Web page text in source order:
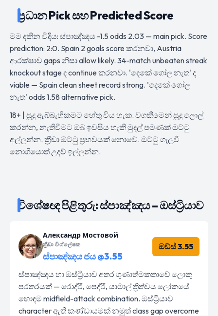
ප්‍රධාන Pick සහ Predicted Score
මම දකින විදිය: ස්පාඤ්ඤය -1.5 odds 2.03 — main pick. Score
prediction: 2:0. Spain 2 goals score කරනවා, Austria
ආරක්ෂාව gaps නිසා allow likely. 34-match unbeaten streak
knockout stage ද continue කරනවා. 'දෙකේ ගෝල නැත' ද
viable — Spain clean sheet record strong. 'දෙකේ ගෝල
නැත' odds 1.58 alternative pick.
18+ | සූදු ඇබ්බැහිකමට හේතු විය හැක. වගකීමෙන් සූදු ලොල්
කරන්න, නැතිවීමට ඔබ ඉවසිය හැකි මුදල් පමණක් ඔට්ටු
අල්ලන්න. ක්‍රීඩා ඔට්ටු ප්‍රභවයක් නොවේ. ඔට්ටු ගැලවී
නොගියොත් උදව් ඉල්ලන්න.
විශේෂඥ පිළිතුරු: ස්පාඤ්ඤය – ඔස්ට්‍රියාව
Александр Мостовой
ක්‍රීඩා විශ්ලේෂක
ස්පාඤ්ඤය ජය @3.55
ඔඩ්ස් 3.55
ස්පාඤ්ඤය හා ඔස්ට්‍රියාව අතර ගුණාත්මකතාවේ ලොකු
පරතරයක් — රොද්රී, පෙද්රී, යාමාල් ත්‍රිත්වය ලෝකයේ
හොඳම midfield-attack combination. ඔස්ට්‍රියාව
character ඇති කණ්ඩායමක් නමුත් class gap overcome